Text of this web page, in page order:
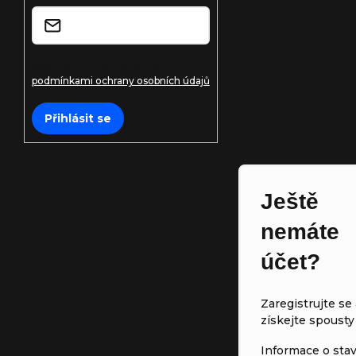
podmínkami ochrany osobních údajů
Přihlásit se
Ještě
nemáte
účet?
Zaregistrujte se
získejte spousty
Informace o